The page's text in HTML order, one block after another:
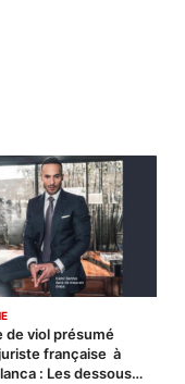
de viol présumé
française à
: Les dessous